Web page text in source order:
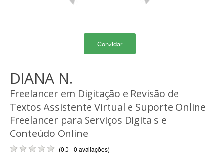
Convidar
DIANA N.
Freelancer em Digitação e Revisão de
Textos Assistente Virtual e Suporte Online
Freelancer para Serviços Digitais e
Conteúdo Online
(0.0 - 0 avaliações)